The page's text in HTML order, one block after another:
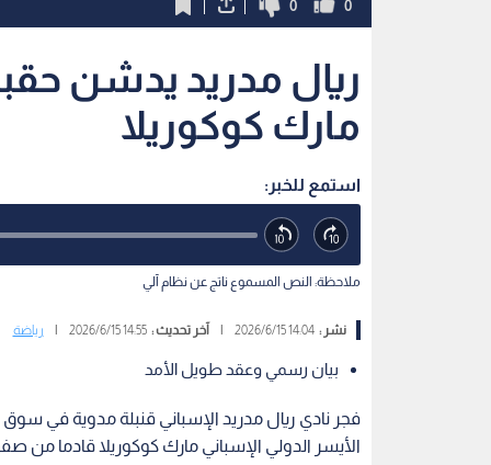
0
0
ريال مدريد يدشن
مارك كوكوريلا
استمع للخبر:
ملاحظة: النص المسموع ناتج عن نظام آلي
نشر :14:04 2026/6/15 آخر تحديث :14:55 2026/6/15 رياضة
بيان رسمي وعقد طويل الأمد
فجر نادي ريال مدريد الإسباني قنبلة مدوية في سوق
الأيسر الدولي الإسباني مارك كوكوريلا​ قادما من